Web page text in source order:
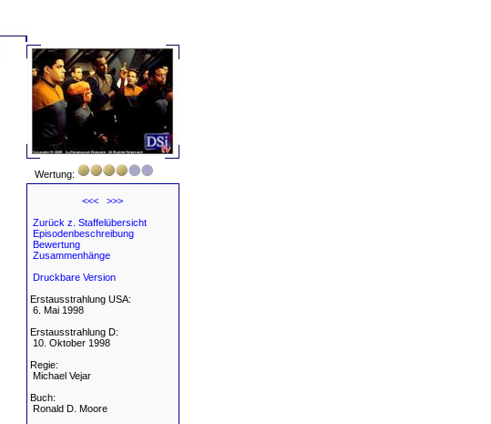
Wertung:
<<<
>>>
Zurück z. Staffelübersicht
Episodenbeschreibung
Bewertung
Zusammenhänge
Druckbare Version
Erstausstrahlung USA:
6. Mai 1998
Erstausstrahlung D:
10. Oktober 1998
Regie:
Michael Vejar
Buch:
Ronald D. Moore